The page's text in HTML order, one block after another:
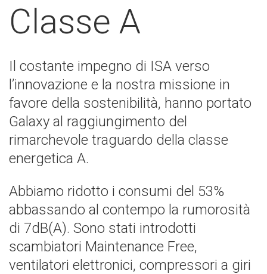
Classe A
Il costante impegno di ISA verso
l’innovazione e la nostra missione in
favore della sostenibilità, hanno portato
Galaxy al raggiungimento del
rimarchevole traguardo della classe
energetica A.
Abbiamo ridotto i consumi del 53%
abbassando al contempo la rumorosità
di 7dB(A). Sono stati introdotti
scambiatori Maintenance Free,
ventilatori elettronici, compressori a giri